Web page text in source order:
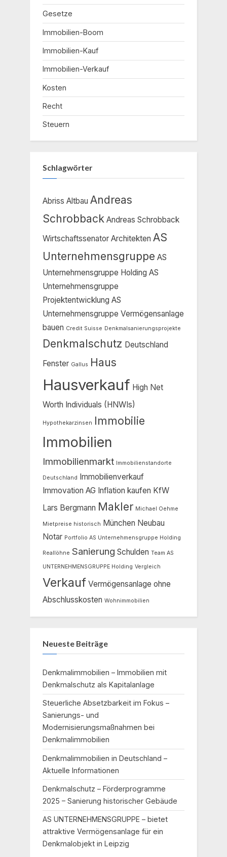
Gesetze
Immobilien-Boom
Immobilien-Kauf
Immobilien-Verkauf
Kosten
Recht
Steuern
Schlagwörter
Abriss Altbau Andreas
Schrobback Andreas Schrobback
Wirtschaftssenator Architekten AS
Unternehmensgruppe AS
Unternehmensgruppe Holding AS
Unternehmensgruppe
Projektentwicklung AS
Unternehmensgruppe Vermögensanlage
bauen Credit Suisse Denkmalsanierungsprojekte
Denkmalschutz Deutschland
Fenster Gallus Haus
Hausverkauf High Net
Worth Individuals (HNWIs)
Hypothekarzinsen Immobilie
Immobilien
Immobilienmarkt Immobilienstandorte
Deutschland Immobilienverkauf
Immovation AG Inflation kaufen KfW
Lars Bergmann Makler Michael Oehme
Mietpreise historisch München Neubau
Notar Portfolio AS Unternehmensgruppe Holding
Reallöhne Sanierung Schulden Team AS
UNTERNEHMENSGRUPPE Holding Vergleich
Verkauf Vermögensanlage ohne
Abschlusskosten Wohnimmobilien
Neueste Beiträge
Denkmalimmobilien – Immobilien mit
Denkmalschutz als Kapitalanlage
Steuerliche Absetzbarkeit im Fokus –
Sanierungs- und
Modernisierungsmaßnahmen bei
Denkmalimmobilien
Denkmalimmobilien in Deutschland –
Aktuelle Informationen
Denkmalschutz – Förderprogramme
2025 – Sanierung historischer Gebäude
AS UNTERNEHMENSGRUPPE – bietet
attraktive Vermögensanlage für ein
Denkmalobjekt in Leipzig